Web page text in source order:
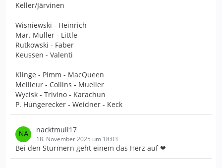
Keller/Järvinen
Wisniewski - Heinrich
Mar. Müller - Little
Rutkowski - Faber
Keussen - Valenti
Klinge - Pimm - MacQueen
Meilleur - Collins - Mueller
Wycisk - Trivino - Karachun
P. Hungerecker - Weidner - Keck
nacktmull17
18. November 2025 um 18:03
Bei den Stürmern geht einem das Herz auf ❤